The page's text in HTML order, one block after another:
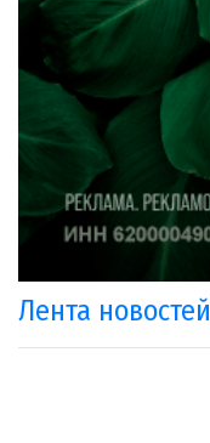
Лента новостей